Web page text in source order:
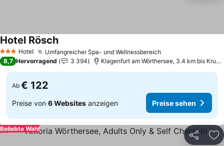
3 SterneHotel Umfangreicher Spa- und Wellnessbereich
Hotel Rösch
8,7 Hervorragend 3 394 Klagenfurt am Wörthersee, 3.4 km bis Krumpendorf am Wörtherse
Ab € 122
Preise von 6 Websites anzeigen Preise sehen
Teilen
Beliebte Wahl